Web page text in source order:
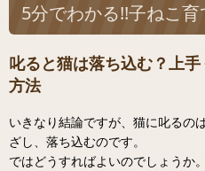
5分でわかる!!子ねこ育
叱ると猫は落ち込む？上
方法
いきなり結論ですが、猫に叱るの
ざし、落ち込むのです。
ではどうすればよいのでしょうか。